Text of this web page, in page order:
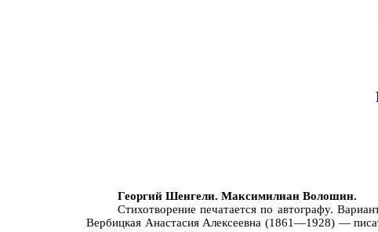
Георгий Шенгели. Максимилиан Волошин.
Стихотворение печатается по автографу.
Вербицкая Анастасия Алексеевна (1861—1928) —